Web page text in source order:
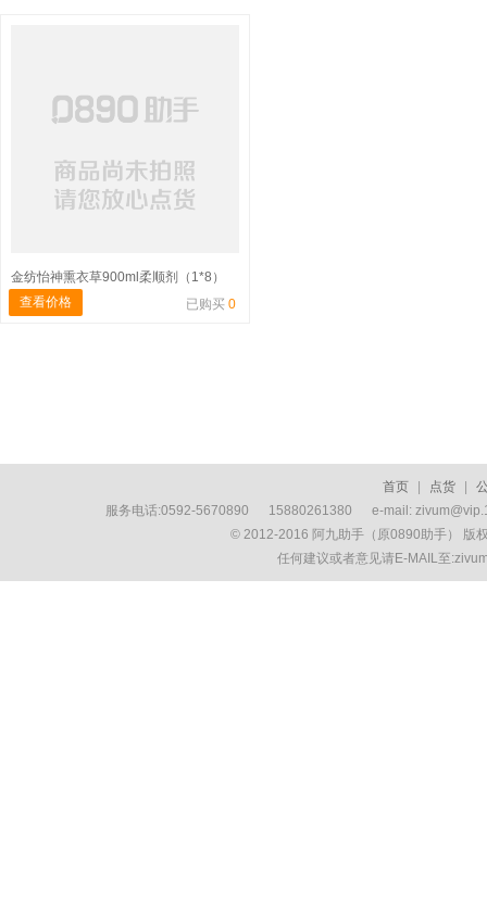
金纺怡神熏衣草900ml柔顺剂（1*8）
查看价格
已购买 0
首页 点货
服务电话:0592-5670890 15880261380 e-mail:
© 2012-2016 阿九助手（原0890助手） 版
任何建议或者意见请E-MAIL至